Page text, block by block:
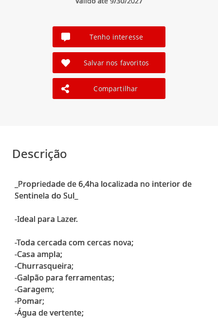
Tenho interesse
Salvar nos favoritos
Compartilhar
Descrição
_Propriedade de 6,4ha localizada no interior de
Sentinela do Sul_
-Ideal para Lazer.
-Toda cercada com cercas nova;
-Casa ampla;
-Churrasqueira;
-Galpão para ferramentas;
-Garagem;
-Pomar;
-Água de vertente;